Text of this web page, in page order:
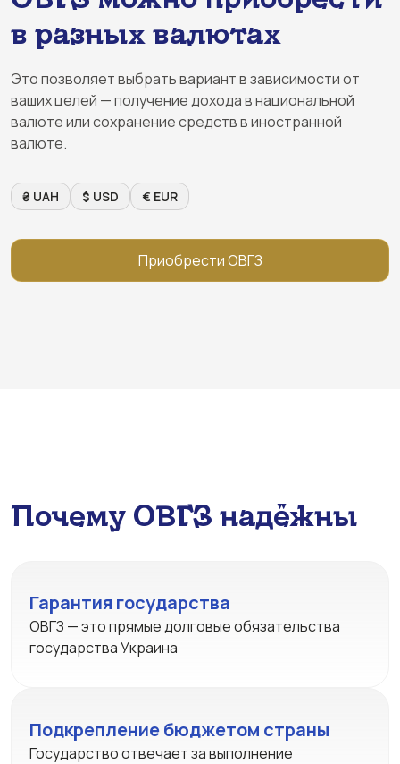
в разных валютах
Это позволяет выбрать вариант в зависимости от
ваших целей — получение дохода в национальной
валюте или сохранение средств в иностранной
валюте.
₴ UAH $ USD € EUR
Приобрести ОВГЗ
Почему ОВГЗ надёжны
Гарантия государства
ОВГЗ — это прямые долговые обязательства
государства Украина
Подкрепление бюджетом страны
Государство отвечает за выполнение